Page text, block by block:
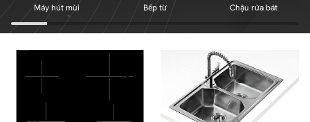
Máy hút mùi Bếp từ Chậu rửa bát